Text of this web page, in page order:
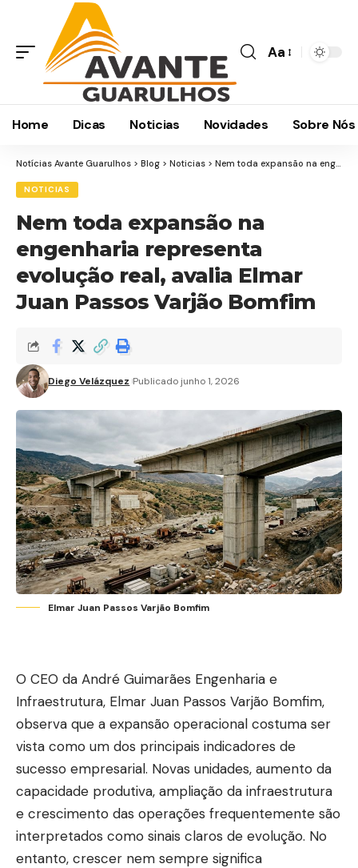
Aa
Home Dicas Noticias Novidades Sobre Nós
Notícias Avante Guarulhos > Blog > Noticias > Nem toda expansão na engenharia representa evolução real, avalia Elmar Juan Passos Varjão Bomfim
NOTICIAS
Nem toda expansão na
engenharia representa
evolução real, avalia Elmar
Juan Passos Varjão Bomfim
Diego Velázquez Publicado junho 1, 2026
Elmar Juan Passos Varjão Bomfim
O CEO da André Guimarães Engenharia e
Infraestrutura, Elmar Juan Passos Varjão Bomfim,
observa que a expansão operacional costuma ser
vista como um dos principais indicadores de
sucesso empresarial. Novas unidades, aumento da
capacidade produtiva, ampliação da infraestrutura
e crescimento das operações frequentemente são
interpretados como sinais claros de evolução. No
entanto, crescer nem sempre significa